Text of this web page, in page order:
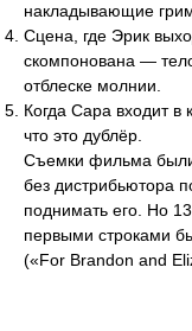
накладывающие
Сцена, где Эрик
скомпонована —
отблеске молнии.
Когда Сара входит в
что это дублёр.
Съемки фильма были
без дистрибьютора
поднимать его. Но
первыми строками
(«For Brandon and